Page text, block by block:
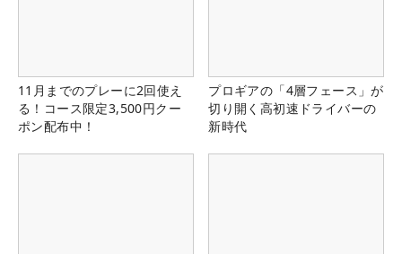
11月までのプレーに2回使え
る！コース限定3,500円クー
ポン配布中！
プロギアの「4層フェース」が
切り開く高初速ドライバーの
新時代